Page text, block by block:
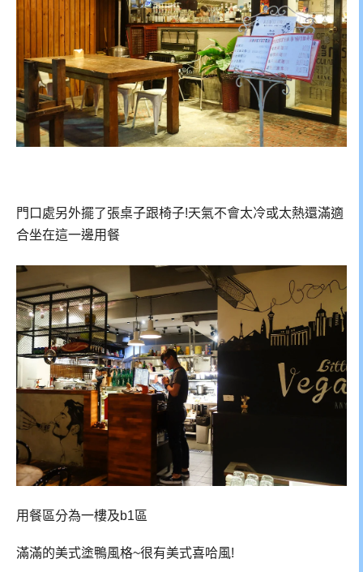
門口處另外擺了張桌子跟椅子!天氣不會太冷或太熱還滿適
合坐在這一邊用餐
用餐區分為一樓及b1區
滿滿的美式塗鴨風格~很有美式喜哈風!